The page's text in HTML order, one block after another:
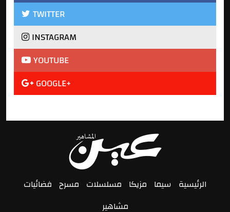
TWITTER
INSTAGRAM
YOUTUBE
GOOGLE+
الرئيسية سيما مزيكا مسلسلات مسرح فضائيات
مشاهير